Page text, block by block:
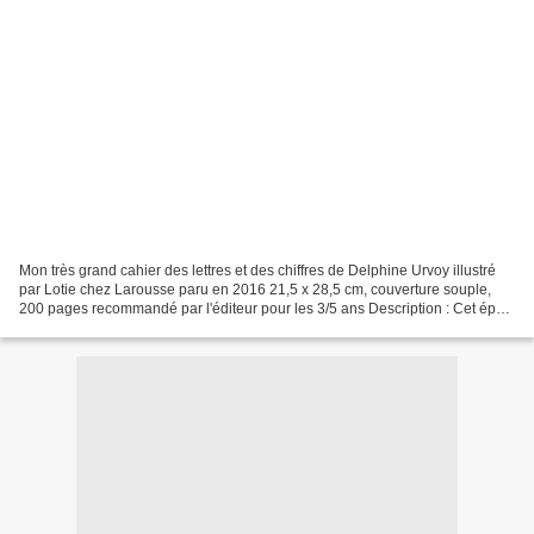
Mon très grand cahier des lettres et des chiffres de Delphine Urvoy illustré
par Lotie chez Larousse paru en 2016 21,5 x 28,5 cm, couverture souple,
200 pages recommandé par l'éditeur pour les 3/5 ans Description : Cet épais